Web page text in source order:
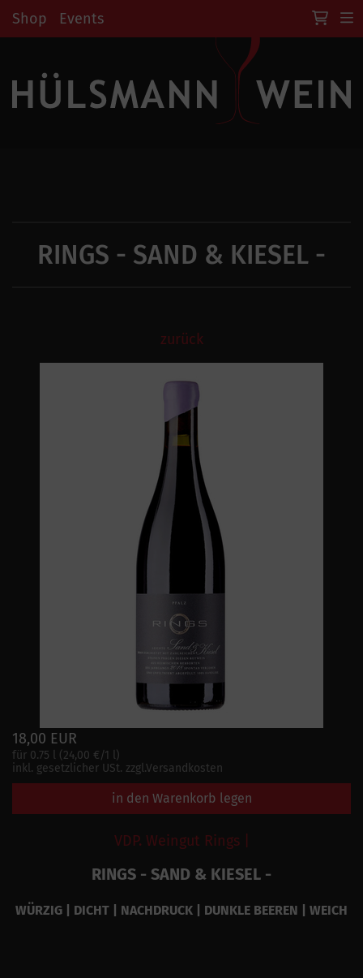
Shop Events
RINGS - SAND & KIESEL -
zurück
18,00 EUR
für 0.75 l (24,00 €/1 l)
inkl. gesetzlicher USt. zzgl.Versandkosten
in den Warenkorb legen
VDP. Weingut Rings |
RINGS - SAND & KIESEL -
WÜRZIG | DICHT | NACHDRUCK | DUNKLE BEEREN | WEICH